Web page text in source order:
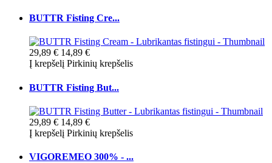
BUTTR Fisting Cre...
29,89 € 14,89 €
Į krepšelį Pirkinių krepšelis
BUTTR Fisting But...
29,89 € 14,89 €
Į krepšelį Pirkinių krepšelis
VIGOREMEO 300% - ...